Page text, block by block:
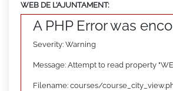
WEB DE L’AJUNTAMENT:
A PHP Error was
Severity: Warning
Message: Attempt to read property
Filename: courses/